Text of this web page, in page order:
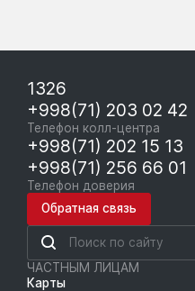
1326
+998(71) 203 02 42
Телефон колл-центра
+998(71) 202 15 13
+998(71) 256 66 01
Телефон доверия
Обратная связь
ЧАСТНЫМ ЛИЦАМ
Карты